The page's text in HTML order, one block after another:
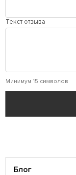
Текст отзыва
Минимум 15 символов
Блог